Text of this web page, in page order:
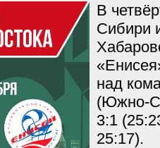
В
Сибири
над
(Южно-
3:1
25:17).